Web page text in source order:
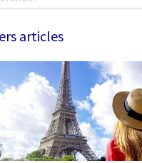
articles